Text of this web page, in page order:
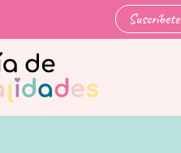
Suscríbete